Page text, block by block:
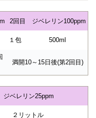
2回目 ジベレリン100ppm
１包 500ml
満開10～15日後(第2回目)
ベレリン25ppm
２リットル